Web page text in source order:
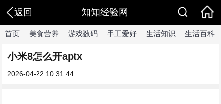
返回 知知经验网
首页 美食营养 游戏数码 手工爱好 生活知识 生活百科
小米8怎么开aptx
2026-04-22 10:31:44